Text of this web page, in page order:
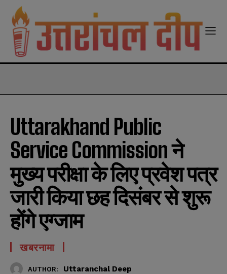
Uttarakhand Public
Service Commission ने
मुख्य परीक्षा के लिए प्रवेश पत्र
जारी किया छह दिसंबर से शुरू
होंगे एग्जाम
खबरनामा
AUTHOR: Uttaranchal Deep